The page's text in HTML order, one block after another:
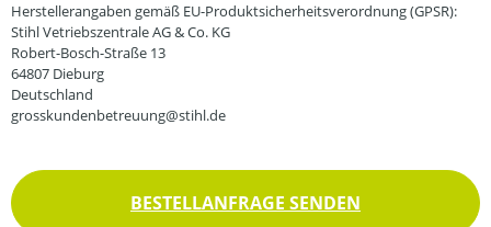
Herstellerangaben gemäß EU-Produktsicherheitsverordnung (GPSR):
Stihl Vetriebszentrale AG & Co. KG
Robert-Bosch-Straße 13
64807 Dieburg
Deutschland
grosskundenbetreuung@stihl.de
BESTELLANFRAGE SENDEN